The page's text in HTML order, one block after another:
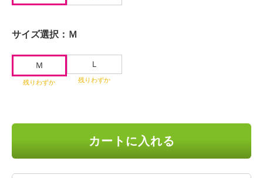
サイズ選択： Ｍ
Ｍ
残りわずか
Ｌ
残りわずか
カートに入れる